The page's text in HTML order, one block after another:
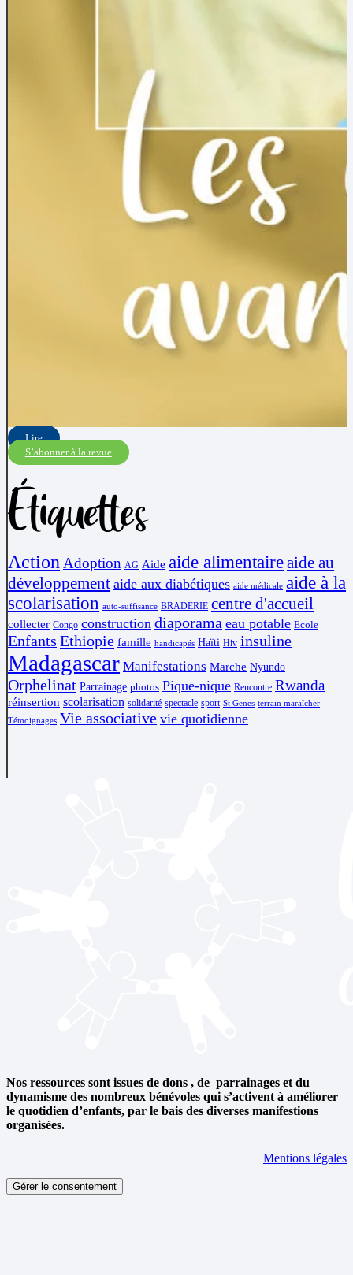
Lire
S’abonner à la revue
Étiquettes
Action Adoption AG Aide aide alimentaireaide au
développement aide aux diabétiques aide médicale aide à la
scolarisation auto-suffisance BRADERIE centre d'accueil
collecter Congo construction diaporama eau potable Ecole
Enfants Ethiopie famille handicapés Haïti Hiv insuline
Madagascar Manifestations Marche Nyundo
Orphelinat Parrainage photos Pique-nique Rencontre Rwanda
réinsertion scolarisation solidarité spectacle sport St Genes terrain maraîcher
Témoignages Vie associative vie quotidienne
Nos ressources sont issues de dons , de parrainages et du
dynamisme des nombreux bénévoles qui s’activent à améliorer
le quotidien d’enfants, par le bais des diverses manifestions
organisées.
Mentions légales
Gérer le consentement